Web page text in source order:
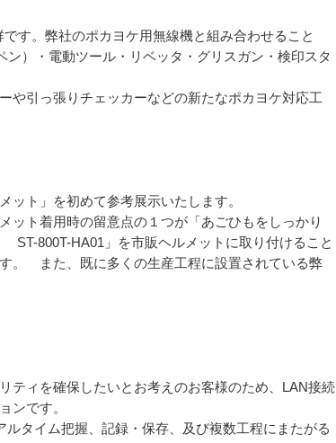
す。弊社のポカヨケ用無線機と組み合わせること
）・電動ツール・リベッタ・グリスガン・検印スタ
引っ張りチェッカーなどの新たなポカヨケ対応工
ト」を初めて参考展示いたします。
ット着用時の留意点の１つが「あごひもをしっかり
800T-HA01」を市販ヘルメットに取り付けること
。 また、既に多くの生産工程に設置されている弊
ィを確保したいとお考えのお客様のため、LAN接続
ンです。
タイム把握、記録・保存、及び複数工程にまたがる